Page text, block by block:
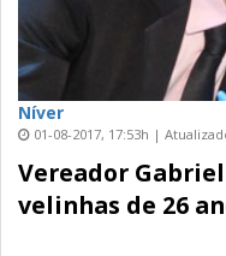
Níver
01-08-2017, 17:53h |
Vereador
velinhas de 26